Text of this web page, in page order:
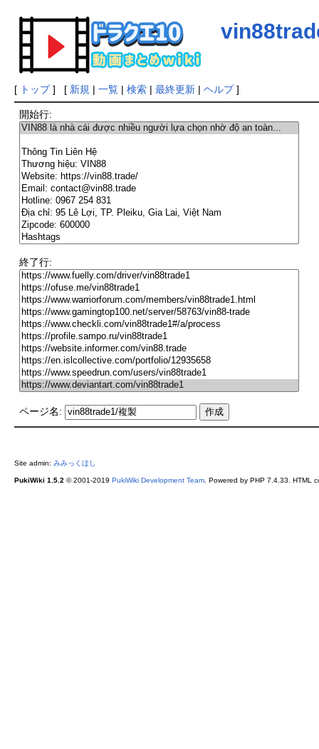
[ トップ] [ 新規 | 一覧| 検索| 最終更新| ヘルプ]
開始行:
終了行:
ページ名:
Site admin: みみっくほし
PukiWiki 1.5.2 © 2001-2019 PukiWiki Development Team. Powered by PHP 7.4.33. HTML